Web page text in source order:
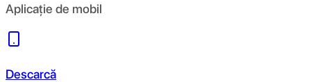
Aplicație de mobil
Descarcă